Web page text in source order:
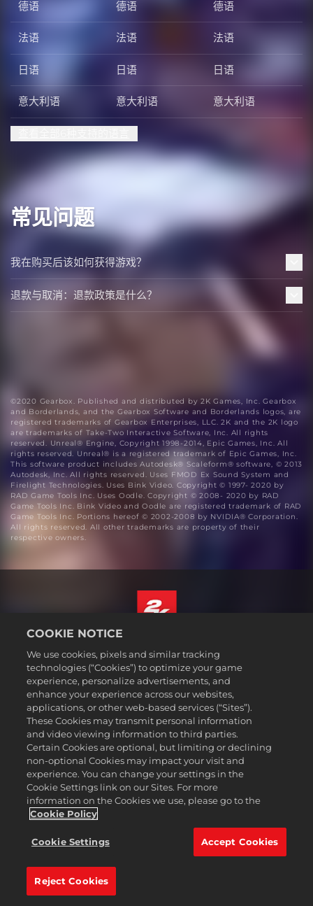
德语 德语 德语
法语 法语 法语
日语 日语 日语
意大利语 意大利语 意大利语
常见问题
我在购买后该如何获得游戏？
退款与取消：退款政策是什么？
©2020 Gearbox. Published and distributed by 2K Games, Inc. Gearbox
and Borderlands, and the Gearbox Software and Borderlands logos, are
registered trademarks of Gearbox Enterprises, LLC. 2K and the 2K logo
are trademarks of Take-Two Interactive Software, Inc. All rights
reserved. Unreal® Engine, Copyright 1998-2014, Epic Games, Inc. All
rights reserved. Unreal® is a registered trademark of Epic Games, Inc.
This software product includes Autodesk® Scaleform® software, © 2013
Autodesk, Inc. All rights reserved. Uses FMOD Ex Sound System and
Firelight Technologies. Uses Bink Video. Copyright © 1997- 2020 by
RAD Game Tools Inc. Uses Oodle. Copyright © 2008- 2020 by RAD
Game Tools Inc. Bink Video and Oodle are registered trademark of RAD
Game Tools Inc. Portions hereof © 2002-2008 by NVIDIA® Corporation.
All rights reserved. All other trademarks are property of their
respective owners.
法规
隐私政策
Cookie政策
支持
请勿出售或共享我的个人信息
Order Lookup & Refunds
2K Ad Partners
©2016-2026 Take-Two Interactive Software Inc. 2K, Firaxis Games,
Civilization, and their respective logos are trademarks of Take-Two
Interactive Software, Inc. All rights reserved.
All trademark referenced herein are properties of their respective
简体中文
COOKIE NOTICE
We use cookies, pixels and similar tracking
technologies (“Cookies”) to optimize your game
experience, personalize advertisements, and
enhance your experience across our websites,
applications, or other web-based services (“Sites”).
These Cookies may transmit personal information
and video viewing information to third parties.
Certain Cookies are optional, but limiting or declining
non-optional Cookies may impact your visit and
experience. You can change your settings in the
Cookie Settings link on our Sites. For more
information on the Cookies we use, please go to the
Cookie Policy
Cookie Settings Accept Cookies
Reject Cookies